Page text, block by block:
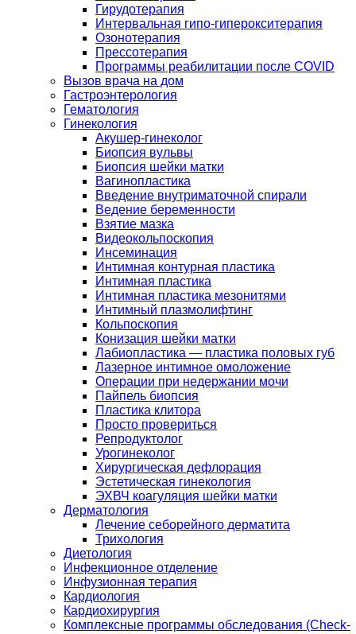
Гирудотерапия
Интервальная гипо-гиперокситерапия
Озонотерапия
Прессотерапия
Программы реабилитации после СOVID
Вызов врача на дом
Гастроэнтерология
Гематология
Гинекология
Акушер-гинеколог
Биопсия вульвы
Биопсия шейки матки
Вагинопластика
Введение внутриматочной спирали
Ведение беременности
Взятие мазка
Видеокольпоскопия
Инсеминация
Интимная контурная пластика
Интимная пластика
Интимная пластика мезонитями
Интимный плазмолифтинг
Кольпоскопия
Конизация шейки матки
Лабиопластика — пластика половых губ
Лазерное интимное омоложение
Операции при недержании мочи
Пайпель биопсия
Пластика клитора
Просто провериться
Репродуктолог
Урогинеколог
Хирургическая дефлорация
Эстетическая гинекология
ЭХВЧ коагуляция шейки матки
Дерматология
Лечение себорейного дерматита
Трихология
Диетология
Инфекционное отделение
Инфузионная терапия
Кардиология
Кардиохирургия
Комплексные программы обследования (Check-